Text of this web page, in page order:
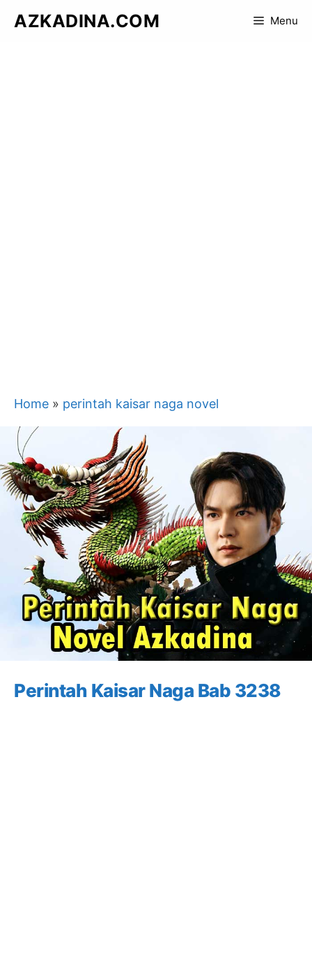
AZKADINA.COM Menu
Home » perintah kaisar naga novel
Perintah Kaisar Naga Bab 3238